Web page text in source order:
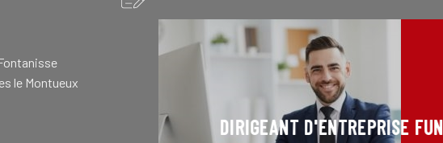
le Montueux
DIRIGEANT D'ENTREPRISE